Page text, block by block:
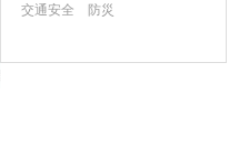
交通安全 防災